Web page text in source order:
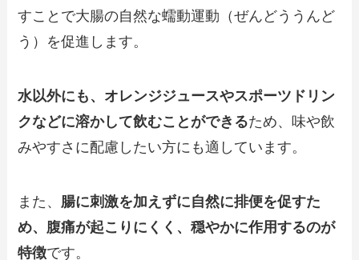
すことで大腸の自然な蠕動運動（ぜんどううんど
う）を促進します。
水以外にも、オレンジジュースやスポーツドリン
クなどに溶かして飲むことができるため、味や飲
みやすさに配慮したい方にも適しています。
また、 腸に刺激を加えずに自然に排便を促すた
め、腹痛が起こりにくく、穏やかに作用するのが
特徴です。